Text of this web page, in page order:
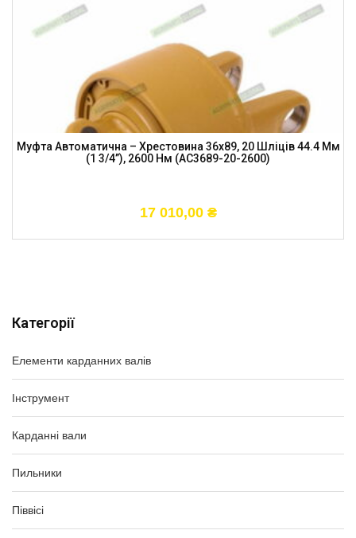
Категорії
Елементи карданних валів
Інструмент
Карданні вали
Пильники
Піввісі
Муфта Автоматична – Хрестовина 36х89, 20 Шліців 44.4 Мм
(1 3/4”), 2600 Нм (AC3689-20-2600)
17 010,00 ₴